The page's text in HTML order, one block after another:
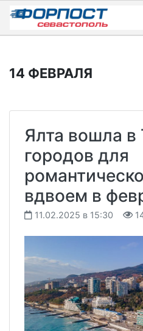
Skip
content
14 ФЕВРАЛЯ
Ялта вошла
городов для
вдвоем в
11.02.2025 в 15:30